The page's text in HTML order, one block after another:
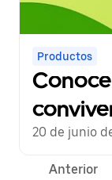
Productos
Uber
en
20 de junio
Anterior